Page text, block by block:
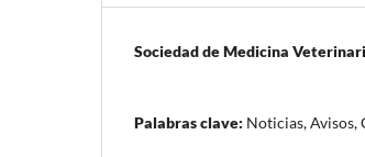
Sociedad de Medicina
Palabras clave: Noticias, Avisos,